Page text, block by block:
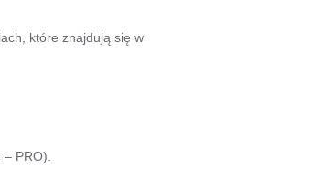
które znajdują się w
PRO).